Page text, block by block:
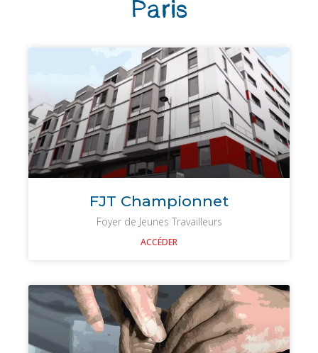
Paris
FJT Championnet
Foyer de Jeunes Travailleurs
ACCÉDER